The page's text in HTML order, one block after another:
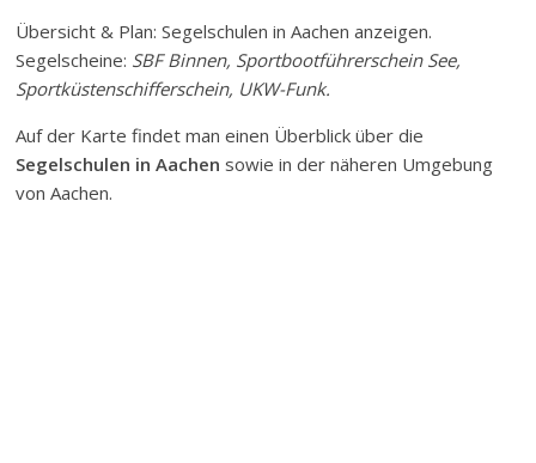
Übersicht & Plan: Segelschulen in Aachen anzeigen.
Segelscheine: SBF Binnen, Sportbootführerschein See,
Sportküstenschifferschein, UKW-Funk.
Auf der Karte findet man einen Überblick über die
Segelschulen in Aachen sowie in der näheren Umgebung
von Aachen.